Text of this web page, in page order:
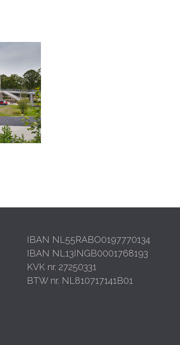
IBAN NL55RABO0197770134
IBAN NL13INGB0001768193
KVK nr. 27250331
BTW nr. NL810717141B01